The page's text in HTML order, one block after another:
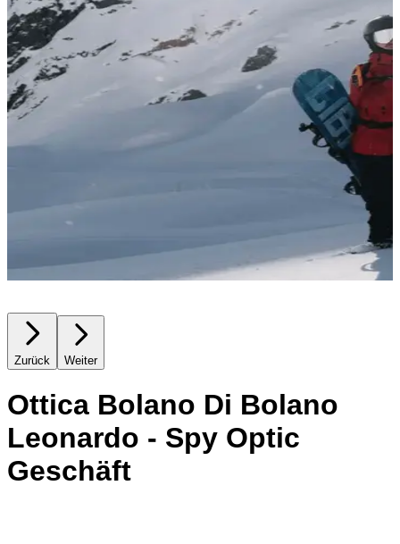
Zurück Weiter
Ottica Bolano Di Bolano
Leonardo - Spy Optic
Geschäft